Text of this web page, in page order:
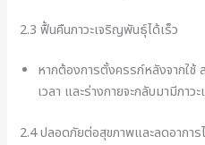
2.3 ฟื้นคืนภาวะเจริญพันธุ์ได้เร็ว
หากต้องการตั้งครรภ์หลังจากใช้
เวลา และร่างกายจะกลับมามีภา
2.4 ปลอดภัยต่อสุขภาพและลดอากา